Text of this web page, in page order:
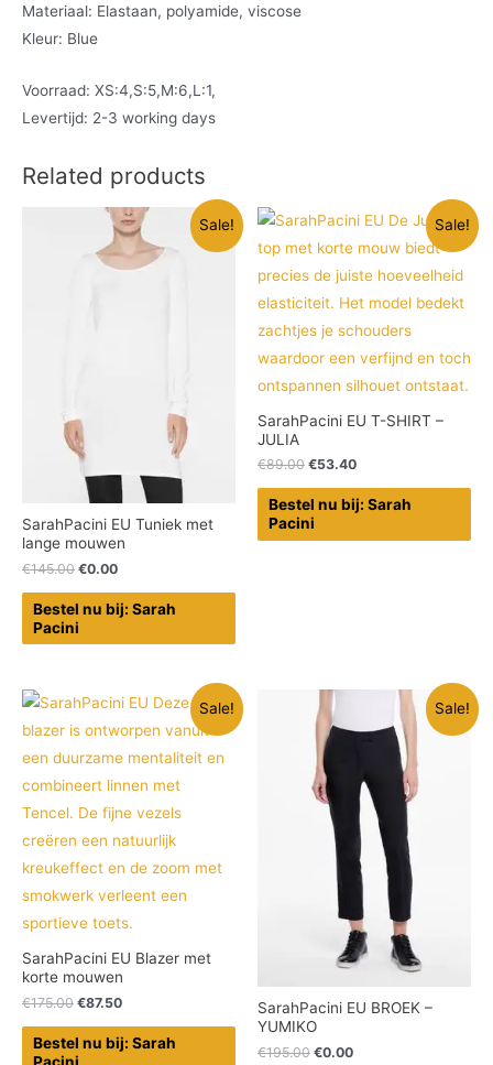
Materiaal: Elastaan, polyamide, viscose
Kleur: Blue
Voorraad: XS:4,S:5,M:6,L:1,
Levertijd: 2-3 working days
Related products
Sale!
SarahPacini EU Tuniek met
lange mouwen
€145.00 €0.00
Bestel nu bij: Sarah
Pacini
Sale!
SarahPacini EU T-SHIRT –
JULIA
€89.00 €53.40
Bestel nu bij: Sarah
Pacini
Sale!
SarahPacini EU Blazer met
korte mouwen
€175.00 €87.50
Bestel nu bij: Sarah
Sale!
SarahPacini EU BROEK –
YUMIKO
€195.00 €0.00